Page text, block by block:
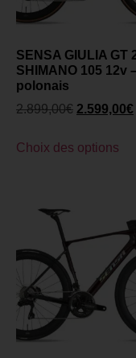
SENSA GIULIA GT
SHIMANO 105 12v
polonais
2.899,00€ 2.599,00€
Choix des options